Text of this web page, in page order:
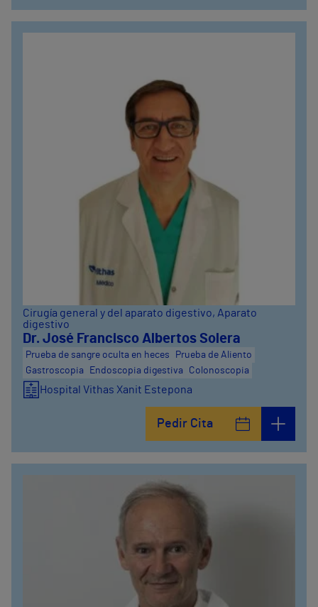
Cirugía general y del aparato digestivo, Aparato
digestivo
Dr. José Francisco Albertos Solera
Prueba de sangre oculta en heces
Prueba de Aliento
Gastroscopia
Endoscopia digestiva Colonoscopia
Hospital Vithas Xanit Estepona
Pedir Cita